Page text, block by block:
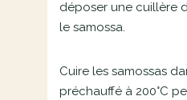
déposer une cuillère
le samossa.
Cuire les samossas
préchauffé à 200°C